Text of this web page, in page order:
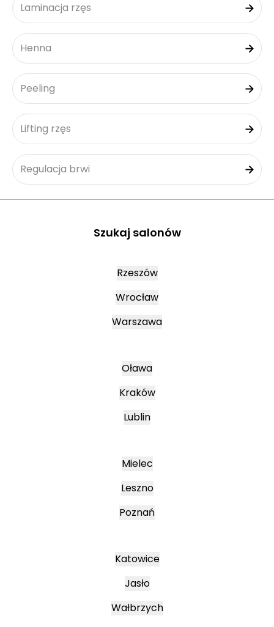
Laminacja rzęs
Henna
Peeling
Lifting rzęs
Regulacja brwi
Szukaj salonów
Rzeszów
Wrocław
Warszawa
Oława
Kraków
Lublin
Mielec
Leszno
Poznań
Katowice
Jasło
Wałbrzych